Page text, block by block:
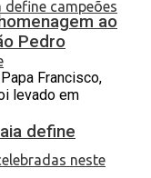
define
ao
Pedro
Francisco,
levado em